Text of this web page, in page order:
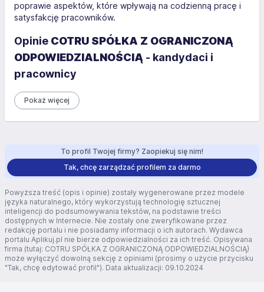
poprawie aspektów, które wpływają na codzienną pracę i
satysfakcję pracowników.
Opinie COTRU SPÓŁKA Z OGRANICZONĄ
ODPOWIEDZIALNOŚCIĄ - kandydaci i
pracownicy
Pokaż więcej
To profil Twojej firmy? Zaopiekuj się nim!
Tak, chcę zarządzać profilem za darmo
Powyższa treść (opis i opinie) zostały wygenerowane przez modele
języka naturalnego, który wykorzystują technologię sztucznej
inteligencji do podsumowywania tekstów, na podstawie treści
dostępnych w Internecie. Nie zostały one zweryfikowane przez
redakcję portalu i nie posiadamy informacji o ich autorach. Wydawca
portalu Aplikuj.pl nie bierze odpowiedzialności za ich treść. Opisywana
firma (tutaj: COTRU SPÓŁKA Z OGRANICZONĄ ODPOWIEDZIALNOŚCIĄ)
może wyłączyć dowolną sekcję z opiniami (prosimy o użycie przycisku
"Tak, chcę edytować profil"). Data aktualizacji: 09.10.2024